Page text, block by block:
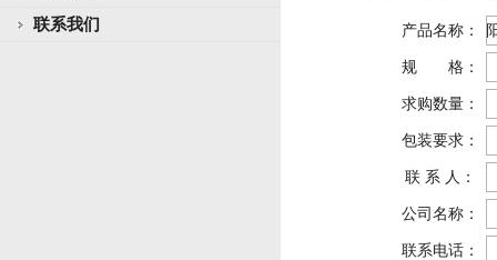
联系我们
产品名称：
规 格：
求购数量：
包装要求：
联 系 人：
公司名称：
联系电话：